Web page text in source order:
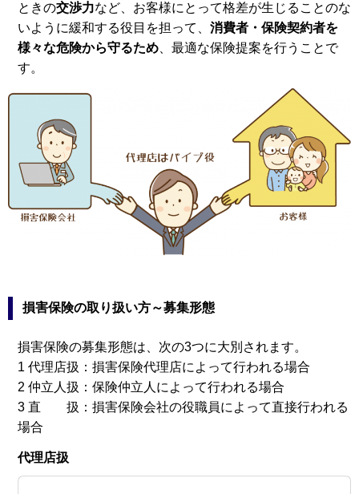
ときの交渉力など、お客様にとって格差が生じることのな
いように緩和する役目を担って、 消費者・保険契約者を
様々な危険から守るため 、最適な保険提案を行うことで
す。
損害保険の取り扱い方～募集形態
損害保険の募集形態は、次の3つに大別されます。
1 代理店扱：損害保険代理店によって行われる場合
2 仲立人扱：保険仲立人によって行われる場合
3 直 扱：損害保険会社の役職員によって直接行われる
場合
代理店扱